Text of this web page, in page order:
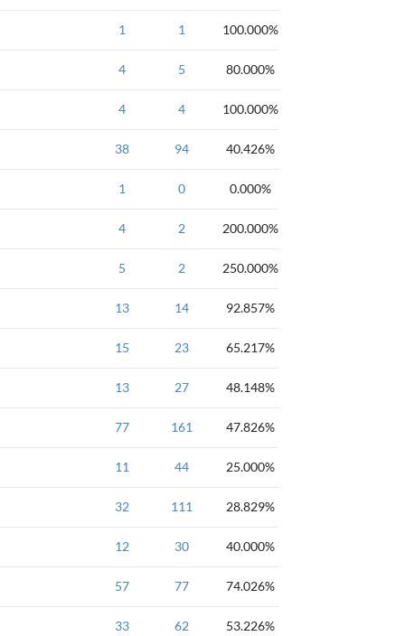
AtCoder 入门 if
1 1 100.000%
AtCoder 字符 青铜
4 5 80.000%
AtCoder 基础 字符串
4 4 100.000%
入门必做-基础问题 一本通 一本通2018-第六
38 94 40.426%
1 0 0.000%
算法笔记 入门题-贪心
4 2 200.000%
算法笔记 入门题-贪心
5 2 250.000%
入门题-3.循环结构
13 14 92.857%
入门必做-语言过关
15 23 65.217%
ACM入门题-排序
13 27 48.148%
入门-中级 一维数组
77 161 47.826%
入门题-3.循环结构
11 44 25.000%
入门题
32 111 28.829%
入门题-排版
12 30 40.000%
入门题-2.分支结构
57 77 74.026%
入门题-2.分支结构
33 62 53.226%